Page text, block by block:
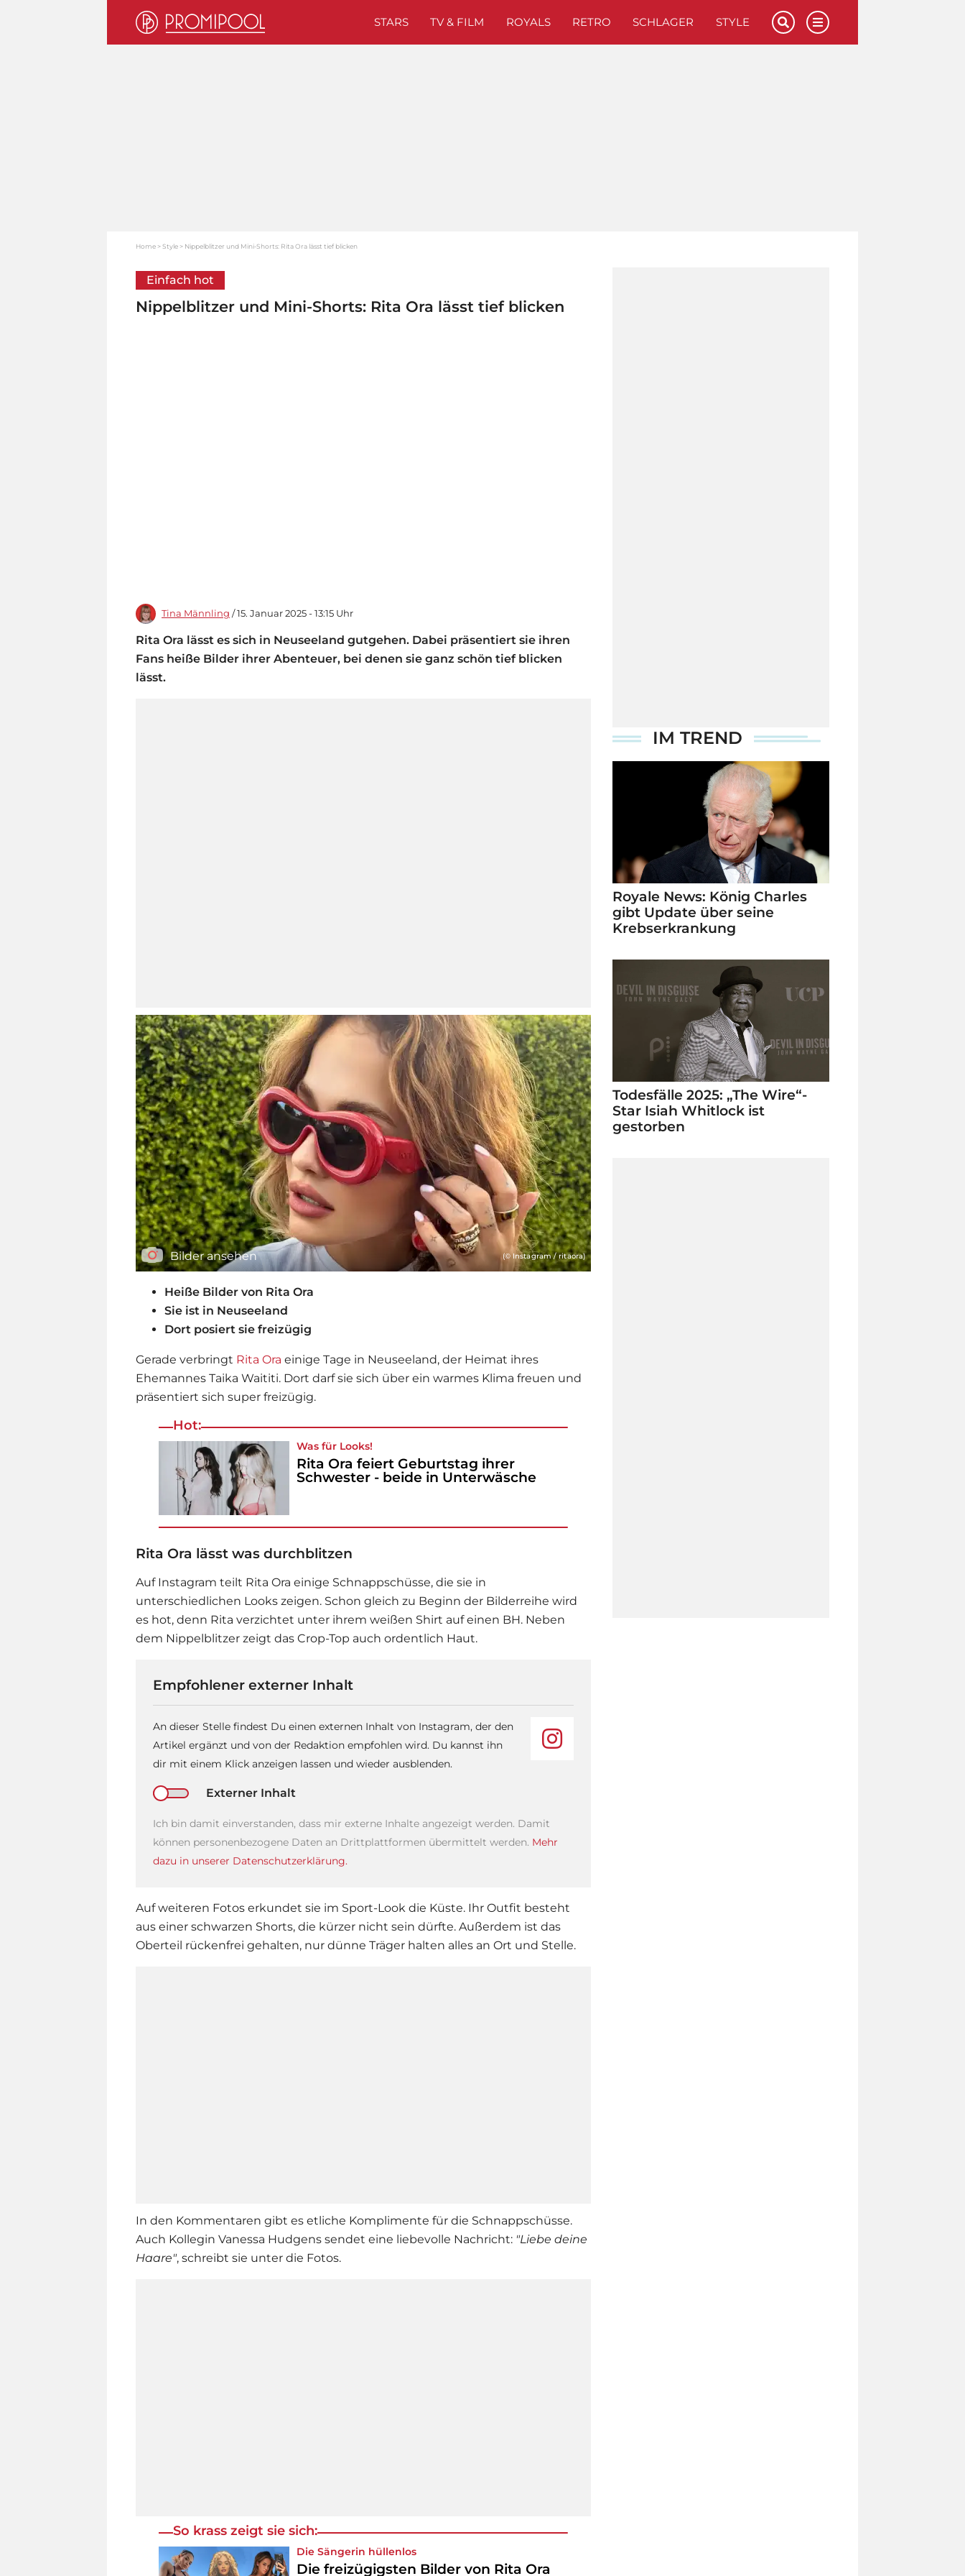
STARS TV & FILM ROYALS RETRO SCHLAGER STYLE
Home Style Nippelblitzer und Mini-Shorts: Rita Ora lässt tief blicken
Einfach hot
Nippelblitzer und Mini-Shorts: Rita Ora lässt tief blicken
Tina Männling / 15. Januar 2025 - 13:15 Uhr
Rita Ora lässt es sich in Neuseeland gutgehen. Dabei präsentiert sie ihren
Fans heiße Bilder ihrer Abenteuer, bei denen sie ganz schön tief blicken
lässt.
Bilder ansehen (© Instagram / ritaora)
Heiße Bilder von Rita Ora
Sie ist in Neuseeland
Dort posiert sie freizügig
Gerade verbringt Rita Ora einige Tage in Neuseeland, der Heimat ihres
Ehemannes Taika Waititi. Dort darf sie sich über ein warmes Klima freuen und
präsentiert sich super freizügig.
Hot:
Was für Looks!
Rita Ora feiert Geburtstag ihrer
Schwester - beide in Unterwäsche
Rita Ora lässt was durchblitzen
Auf Instagram teilt Rita Ora einige Schnappschüsse, die sie in
unterschiedlichen Looks zeigen. Schon gleich zu Beginn der Bilderreihe wird
es hot, denn Rita verzichtet unter ihrem weißen Shirt auf einen BH. Neben
dem Nippelblitzer zeigt das Crop-Top auch ordentlich Haut.
Empfohlener externer Inhalt
An dieser Stelle findest Du einen externen Inhalt von Instagram, der den
Artikel ergänzt und von der Redaktion empfohlen wird. Du kannst ihn
dir mit einem Klick anzeigen lassen und wieder ausblenden.
Externer Inhalt
Ich bin damit einverstanden, dass mir externe Inhalte angezeigt werden. Damit
können personenbezogene Daten an Drittplattformen übermittelt werden. Mehr
dazu in unserer Datenschutzerklärung.
Auf weiteren Fotos erkundet sie im Sport-Look die Küste. Ihr Outfit besteht
aus einer schwarzen Shorts, die kürzer nicht sein dürfte. Außerdem ist das
Oberteil rückenfrei gehalten, nur dünne Träger halten alles an Ort und Stelle.
In den Kommentaren gibt es etliche Komplimente für die Schnappschüsse.
Auch Kollegin Vanessa Hudgens sendet eine liebevolle Nachricht: "Liebe deine
Haare", schreibt sie unter die Fotos.
So krass zeigt sie sich:
Die Sängerin hüllenlos
Die freizügigsten Bilder von Rita Ora
IM TREND
Royale News: König Charles
gibt Update über seine
Krebserkrankung
Todesfälle 2025: „The Wire“-
Star Isiah Whitlock ist
gestorben